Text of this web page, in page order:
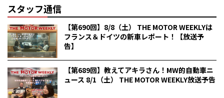
スタッフ通信
【第690回】8/8（土） THE MOTOR WEEKLYは
フランス＆ドイツの新車レポート！【放送予
告】
【第689回】教えてアキラさん！MW的自動車ニ
ュース 8/1（土） THE MOTOR WEEKLY放送予告